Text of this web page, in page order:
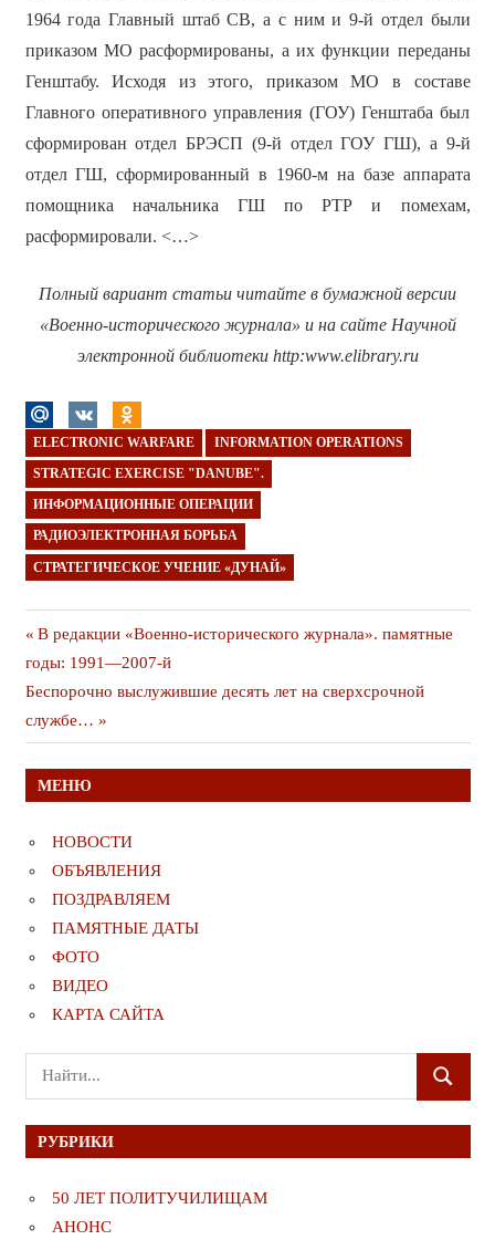
1964 года Главный штаб СВ, а с ним и 9-й отдел были
приказом МО расформированы, а их функции переданы
Генштабу. Исходя из этого, приказом МО в составе
Главного оперативного управления (ГОУ) Генштаба был
сформирован отдел БРЭСП (9-й отдел ГОУ ГШ), а 9-й
отдел ГШ, сформированный в 1960-м на базе аппарата
помощника начальника ГШ по РТР и помехам,
расформировали. <…>
Полный вариант статьи читайте в бумажной версии
«Военно-исторического журнала» и на сайте Научной
электронной библиотеки http:www.elibrary.ru
ELECTRONIC WARFARE INFORMATION OPERATIONS
STRATEGIC EXERCISE "DANUBE".
ИНФОРМАЦИОННЫЕ ОПЕРАЦИИ
РАДИОЭЛЕКТРОННАЯ БОРЬБА
СТРАТЕГИЧЕСКОЕ УЧЕНИЕ «ДУНАЙ»
Навигация
по
записям
Предыдущая
публикация
В редакции «Военно-исторического журнала». памятные
годы: 1991—2007-й
Следующая
публикация
Беспорочно выслужившие десять лет на сверхсрочной
службе…
МЕНЮ
НОВОСТИ
ОБЪЯВЛЕНИЯ
ПОЗДРАВЛЯЕМ
ПАМЯТНЫЕ ДАТЫ
ФОТО
ВИДЕО
КАРТА САЙТА
Поиск
для:
ПОИСК
РУБРИКИ
50 ЛЕТ ПОЛИТУЧИЛИЩАМ
АНОНС